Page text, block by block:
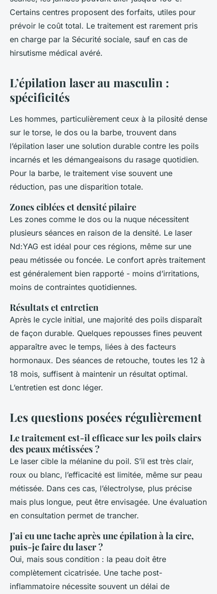
Certains centres proposent des forfaits, utiles pour
prévoir le coût total. Le traitement est rarement pris
en charge par la Sécurité sociale, sauf en cas de
hirsutisme médical avéré.
L’épilation laser au masculin :
spécificités
Les hommes, particulièrement ceux à la pilosité dense
sur le torse, le dos ou la barbe, trouvent dans
l’épilation laser une solution durable contre les poils
incarnés et les démangeaisons du rasage quotidien.
Pour la barbe, le traitement vise souvent une
réduction, pas une disparition totale.
Zones ciblées et densité pilaire
Les zones comme le dos ou la nuque nécessitent
plusieurs séances en raison de la densité. Le laser
Nd:YAG est idéal pour ces régions, même sur une
peau métissée ou foncée. Le confort après traitement
est généralement bien rapporté - moins d’irritations,
moins de contraintes quotidiennes.
Résultats et entretien
Après le cycle initial, une majorité des poils disparaît
de façon durable. Quelques repousses fines peuvent
apparaître avec le temps, liées à des facteurs
hormonaux. Des séances de retouche, toutes les 12 à
18 mois, suffisent à maintenir un résultat optimal.
L’entretien est donc léger.
Les questions posées régulièrement
Le traitement est-il efficace sur les poils clairs
des peaux métissées ?
Le laser cible la mélanine du poil. S’il est très clair,
roux ou blanc, l’efficacité est limitée, même sur peau
métissée. Dans ces cas, l’électrolyse, plus précise
mais plus longue, peut être envisagée. Une évaluation
en consultation permet de trancher.
J'ai eu une tache après une épilation à la cire,
puis-je faire du laser ?
Oui, mais sous condition : la peau doit être
complètement cicatrisée. Une tache post-
inflammatoire nécessite souvent un délai de